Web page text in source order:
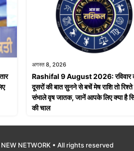
अगस्त 8, 2026
Rashifal 9 August 2026: रविवार
दूसरों की बात सुनने से बचें मेष राशि तो
संभाले वृष जातक, जानें आपके लिए क्या है
की चाल
NETWORK • All rights reserved